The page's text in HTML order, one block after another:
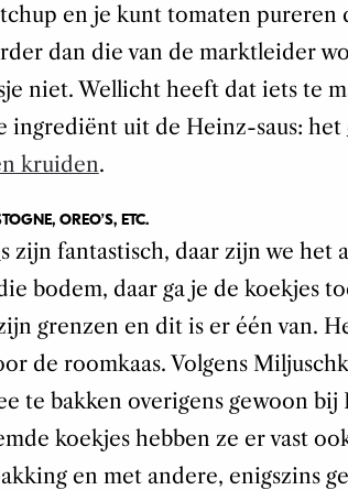
en je kunt tomaten pureren
dan die van de marktleider
niet. Wellicht heeft dat iets te
ingrediënt uit de Heinz-saus: het
kruiden.
OREO’S, ETC.
s zijn fantastisch, daar zijn we het
bodem, daar ga je de koekjes
grenzen en dit is er één van.
de roomkaas. Volgens
te bakken overigens gewoon bij
koekjes hebben ze er vast
en met andere, enigszins